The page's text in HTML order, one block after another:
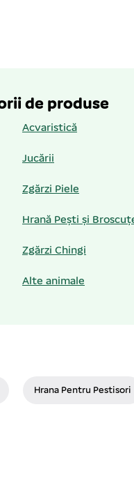
de produse
Acvaristică
Jucării
Zgărzi Piele
Hrană Pești și
Zgărzi Chingi
Alte animale
Hrana Pentru Pestisori